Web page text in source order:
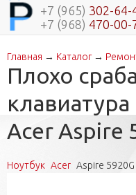
+7 (965) 302-64-
+7 (968) 470-00-
Вы здесь
Главная → Каталог→
Плохо
Acer Aspire
Ноутбук Acer Aspire 5920G